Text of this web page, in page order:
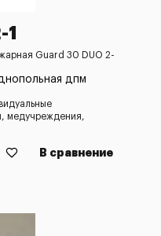
Guard 30 DUO 2-
дпм
медучреждения,
В сравнение